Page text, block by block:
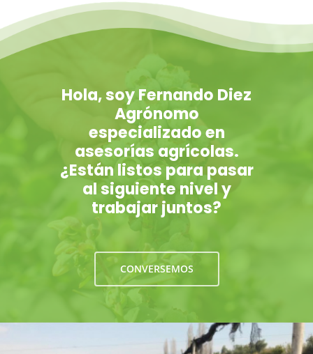
Hola, soy Fernando Diez
Agrónomo
especializado en
asesorías agrícolas.
¿Están listos para pasar
al siguiente nivel y
trabajar juntos?
CONVERSEMOS